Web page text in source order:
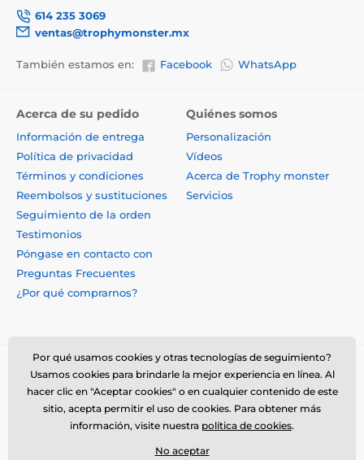
614 235 3069
ventas@trophymonster.mx
También estamos en: Facebook WhatsApp
Acerca de su pedido
Información de entrega
Política de privacidad
Términos y condiciones
Reembolsos y sustituciones
Seguimiento de la orden
Testimonios
Póngase en contacto con
Preguntas Frecuentes
¿Por qué comprarnos?
Quiénes somos
Personalización
Vídeos
Acerca de Trophy monster
Servicios
Por qué usamos cookies y otras tecnologías de seguimiento?
Usamos cookies para brindarle la mejor experiencia en línea. Al
hacer clic en "Aceptar cookies" o en cualquier contenido de este
sitio, acepta permitir el uso de cookies. Para obtener más
información, visite nuestra política de cookies.
No aceptar